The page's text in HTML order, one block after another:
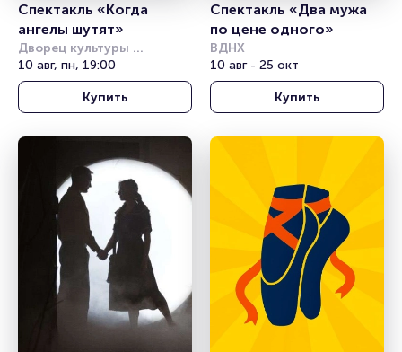
Спектакль «Когда
ангелы шутят»
Дворец культуры
железнодорожников
(Новосибирск)
10 авг, пн, 19:00
Купить
Спектакль «Два мужа
по цене одного»
ВДНХ
10 авг - 25 окт
Купить